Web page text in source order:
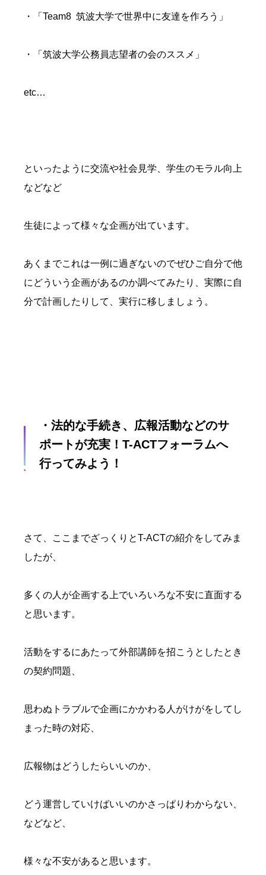
・「Team8 筑波大学で世界中に友達を作ろう」
・「筑波大学公務員志望者の会のススメ」
etc…
といったように交流や社会見学、学生のモラル向上
などなど
生徒によって様々な企画が出ています。
あくまでこれは一例に過ぎないのでぜひご自分で他
にどういう企画があるのか調べてみたり、実際に自
分で計画したりして、実行に移しましょう。
・法的な手続き、広報活動などのサ
ポートが充実！T-ACTフォーラムへ
行ってみよう！
さて、ここまでざっくりとT-ACTの紹介をしてみま
したが、
多くの人が企画する上でいろいろな不安に直面する
と思います。
活動をするにあたって外部講師を招こうとしたとき
の契約問題、
思わぬトラブルで企画にかかわる人がけがをしてし
まった時の対応、
広報物はどうしたらいいのか、
どう運営していけばいいのかさっぱりわからない、
などなど、
様々な不安があると思います。